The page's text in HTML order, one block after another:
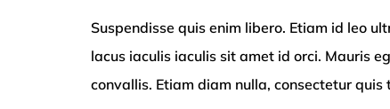
Suspendisse quis enim libero. Etiam id leo
lacus iaculis iaculis sit amet id orci. Mauris
convallis. Etiam diam nulla, consectetur